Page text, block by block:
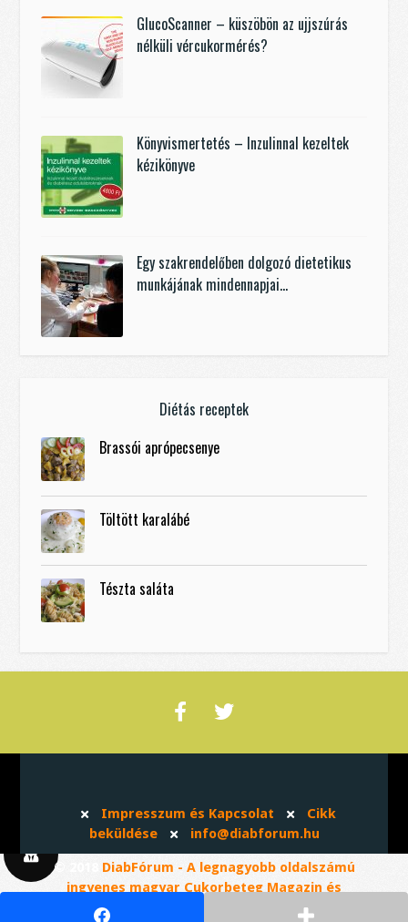
GlucoScanner – küszöbön az ujjszúrás
nélküli vércukormérés?
Könyvismertetés – Inzulinnal kezeltek
kézikönyve
Egy szakrendelőben dolgozó dietetikus
munkájának mindennapjai…
Diétás receptek
Brassói aprópecsenye
Töltött karalábé
Tészta saláta
Impresszum és Kapcsolat
Cikk
beküldése
info@diabforum.hu
© 2018 DiabFórum - A legnagyobb oldalszámú
ingyenes magyar Cukorbeteg Magazin és
Közösség. Minden jog fenntartva! Developed &